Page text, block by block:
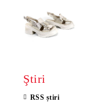
Ştiri
RSS știri